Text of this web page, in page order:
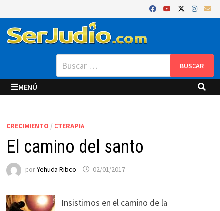
al
contenido
Buscar:
MENÚ
CRECIMIENTO / CTERAPIA
El camino del santo
porYehuda Ribco 02/01/2017
Insistimos en el camino de la